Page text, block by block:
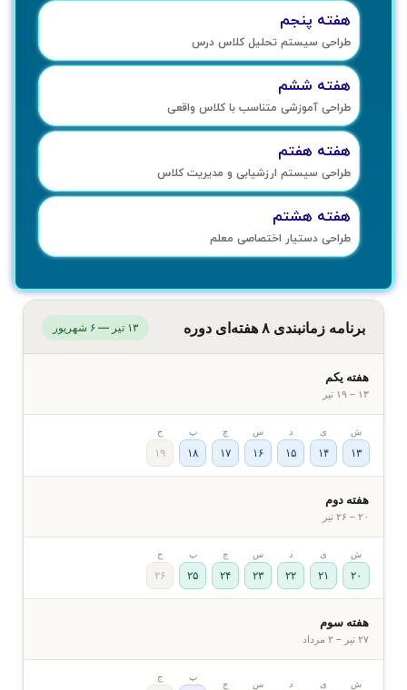
هفته‌ پنجم
طراحی سیستم تحلیل کلاس درس
هفته‌ ششم
طراحی آموزشی متناسب با کلاس واقعی
هفته‌ هفتم
طراحی سیستم ارزشیابی و مدیریت کلاس
هفته‌ هشتم
طراحی دستیار اختصاصی معلم
برنامه زمانبندی ۸ هفته‌ای دوره ۱۳ تیر — ۶ شهریور
هفته یکم
۱۳ – ۱۹ تیر
ش
۱۳
ی
۱۴
د
۱۵
س
۱۶
چ
۱۷
پ
۱۸
ج
۱۹
هفته دوم
۲۰ – ۲۶ تیر
ش
۲۰
ی
۲۱
د
۲۲
س
۲۳
چ
۲۴
پ
۲۵
ج
۲۶
هفته سوم
۲۷ تیر – ۲ مرداد
ش ی د س چ
پ ج